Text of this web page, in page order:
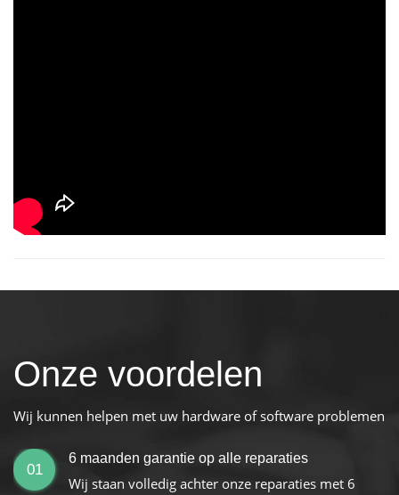
Onze voordelen
Wij kunnen helpen met uw hardware of software problemen
01
6 maanden garantie op alle reparaties
Wij staan volledig achter onze reparaties met 6